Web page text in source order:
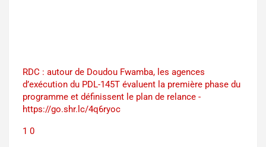
RDC : autour de Doudou Fwamba, les agences
d’exécution du PDL-145T évaluent la première phase du
programme et définissent le plan de relance -
https://go.shr.lc/4q6ryoc
1 0